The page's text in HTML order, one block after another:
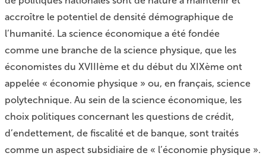
accroître le potentiel de densité démographique de
l’humanité. La science économique a été fondée
comme une branche de la science physique, que les
économistes du XVIIIème et du début du XIXème ont
appelée « économie physique » ou, en français, science
polytechnique. Au sein de la science économique, les
choix politiques concernant les questions de crédit,
d’endettement, de fiscalité et de banque, sont traités
comme un aspect subsidiaire de « l’économie physique ».